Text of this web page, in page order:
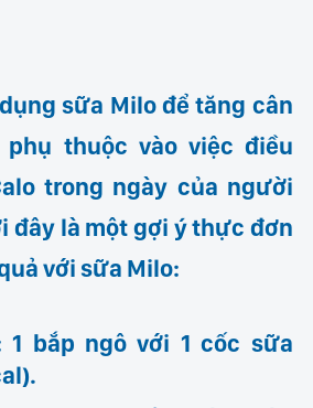
sữa Milo để tăng cân
thuộc vào việc điều
trong ngày của người
đây là một gợi ý thực đơn
với sữa Milo:
1 bắp ngô với 1 cốc sữa